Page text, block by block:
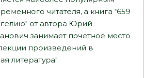
читателя, а книга "659
от автора Юрий
занимает почетное место
произведений в
литература".